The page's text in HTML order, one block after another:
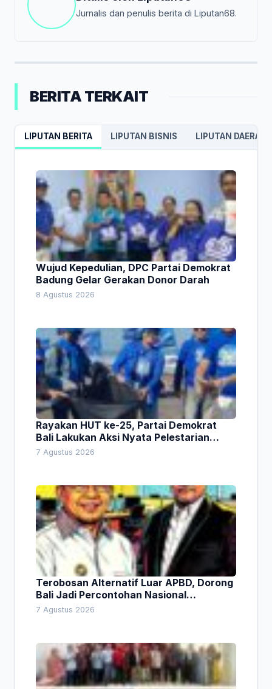
Jurnalis dan penulis berita di Liputan68.
BERITA TERKAIT
LIPUTAN BERITA LIPUTAN BISNIS LIPUTAN DAERAH
Wujud Kepedulian, DPC Partai Demokrat
Badung Gelar Gerakan Donor Darah
8 Agustus 2026
Rayakan HUT ke-25, Partai Demokrat
Bali Lakukan Aksi Nyata Pelestarian
Lingkungan
7 Agustus 2026
Terobosan Alternatif Luar APBD, Dorong
Bali Jadi Percontohan Nasional
Pembiayaan Daerah
7 Agustus 2026